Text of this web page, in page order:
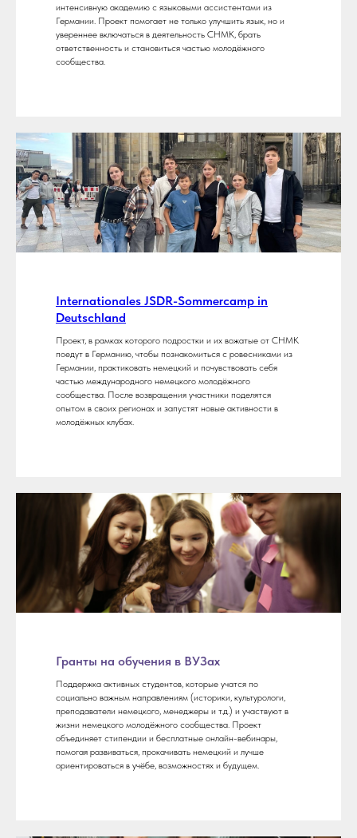
интенсивную академию с языковыми ассистентами из
Германии. Проект помогает не только улучшить язык, но и
увереннее включаться в деятельность СНМК, брать
ответственность и становиться частью молодёжного
сообщества.
Internationales JSDR-Sommercamp in
Deutschland
Проект, в рамках которого подростки и их вожатые от СНМК
поедут в Германию, чтобы познакомиться с ровесниками из
Германии, практиковать немецкий и почувствовать себя
частью международного немецкого молодёжного
сообщества. После возвращения участники поделятся
опытом в своих регионах и запустят новые активности в
молодёжных клубах.
Гранты на обучения в ВУЗах
Поддержка активных студентов, которые учатся по
социально важным направлениям (историки, культурологи,
преподаватели немецкого, менеджеры и т.д.) и участвуют в
жизни немецкого молодёжного сообщества. Проект
объединяет стипендии и бесплатные онлайн-вебинары,
помогая развиваться, прокачивать немецкий и лучше
ориентироваться в учёбе, возможностях и будущем.